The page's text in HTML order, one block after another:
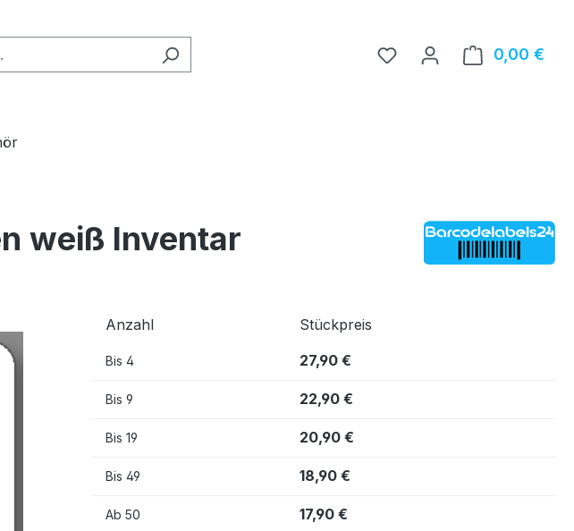
0,00 €
weiß Inventar
Anzahl Stückpreis
Bis 4 27,90 €
Bis 9 22,90 €
Bis 19 20,90 €
Bis 49 18,90 €
Ab 50 17,90 €